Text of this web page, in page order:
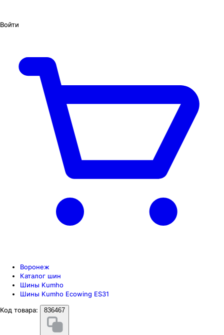
Войти
Воронеж
Каталог шин
Шины Kumho
Шины Kumho Ecowing ES31
Код товара:
836467